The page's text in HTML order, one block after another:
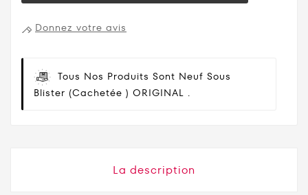
Donnez votre avis
Tous Nos Produits Sont Neuf Sous
Blister (cachetée ) ORIGINAL .
La description